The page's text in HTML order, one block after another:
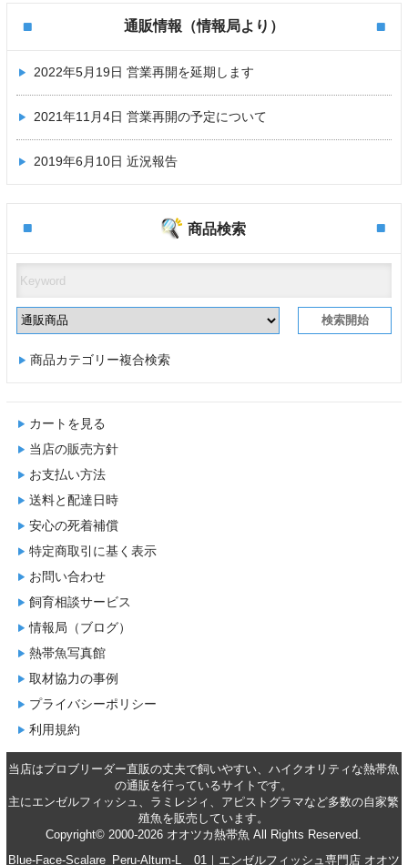
通販情報（情報局より）
2022年5月19日 営業再開を延期します
2021年11月4日 営業再開の予定について
2019年6月10日 近況報告
商品検索
商品カテゴリー複合検索
カートを見る
当店の販売方針
お支払い方法
送料と配達日時
安心の死着補償
特定商取引に基く表示
お問い合わせ
飼育相談サービス
情報局（ブログ）
熱帯魚写真館
取材協力の事例
プライバシーポリシー
利用規約
当店はプロブリーダー直販の丈夫で飼いやすい、ハイクオリティな熱帯魚
の通販 を行っているサイトです。
主にエンゼルフィッシュ 、 ラミレジィ 、 アピストグラマなど多数の自家繁
殖魚を販売 しています。
Copyright© 2000-2026 オオツカ熱帯魚 All Rights Reserved.
Blue-Face-Scalare_Peru-Altum-L__01｜エンゼルフィッシュ専門店 オオツ